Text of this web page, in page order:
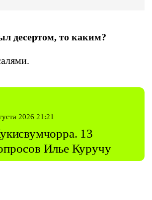
десертом, то каким?
2026 21:21
13
Илье Куручу